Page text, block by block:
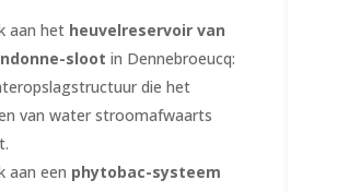
aan het heuvelreservoir van
sloot in Dennebroeucq:
die het
van water stroomafwaarts
aan een phytobac-systeem